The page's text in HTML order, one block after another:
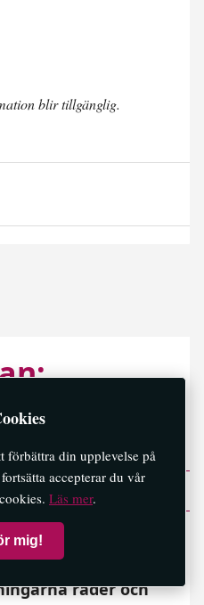
blir tillgänglig.
till
som
råder och
förbättra din upplevelse på
accepterar du vår
Läs mer.
mig!